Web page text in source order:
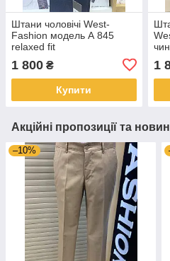
Штани чоловічі West-
Fashion модель А 845
relaxed fit
1 800 ₴
Купити
1
Акційні пропозиції та
–10%